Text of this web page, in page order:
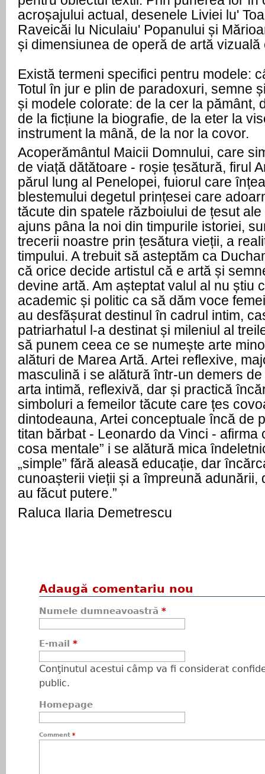
acroșajului actual, desenele Liviei lu'
Raveicăi lu Niculaiu' Popanului și
și dimensiunea de operă de artă
Există termeni specifici pentru modele:
Totul în jur e plin de paradoxuri, semne
și modele colorate: de la cer la pământ,
de la ficțiune la biografie, de la eter la
instrument la mână, de la nor la covor.
Acoperământul Maicii Domnului, care
de viață dătătoare - roșie țesătură, firul
părul lung al Penelopei, fuiorul care
blestemului degetul prințesei care
tăcute din spatele războiului de țesut
ajuns pâna la noi din timpurile istoriei,
trecerii noastre prin țesătura vieții, a
timpului. A trebuit să asteptăm ca
că orice decide artistul că e artă și
devine artă. Am așteptat valul al nu știu
academic și politic ca să dăm voce
au desfășurat destinul în cadrul intim,
patriarhatul l-a destinat și mileniul al
să punem ceea ce se numește arte
alături de Marea Artă. Artei reflexive,
masculină i se alătură într-un demers
arta intimă, reflexivă, dar și practică
simboluri a femeilor tăcute care țes
dintodeauna, Artei conceptuale încă de
titan bărbat - Leonardo da Vinci - afirma
cosa mentale” i se alătură mica
„simple” fără aleasă educație, dar
cunoașterii vieții și a împreună adunării,
au făcut putere.”
Raluca Ilaria Demetrescu
Adaugă comentariu nou
Numele dumneavoastră *
E-mail *
Conţinutul acestui câmp va fi considerat
public.
Homepage
Comment *